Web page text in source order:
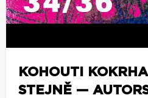
KOHOUTI
STEJNĚ —